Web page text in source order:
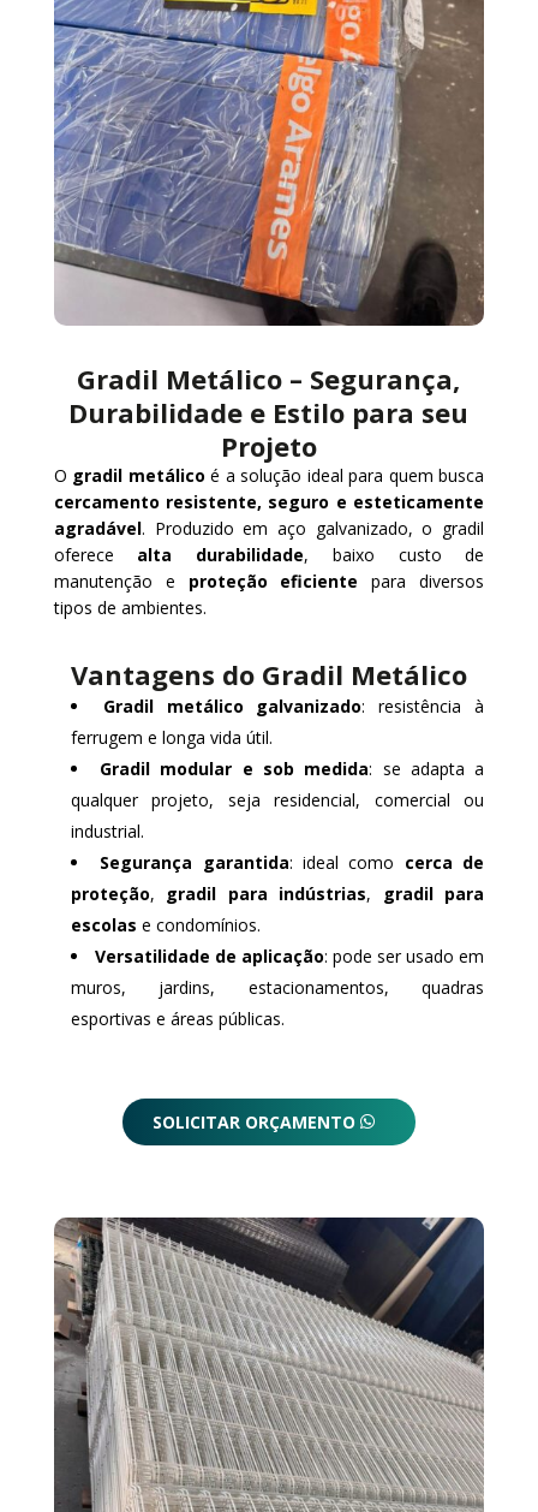
Gradil Metálico – Segurança,
Durabilidade e Estilo para seu
Projeto
O gradil metálico é a solução ideal para quem busca
cercamento resistente, seguro e esteticamente
agradável. Produzido em aço galvanizado, o gradil
oferece alta durabilidade, baixo custo de
manutenção e proteção eficiente para diversos
tipos de ambientes.
Vantagens do Gradil Metálico
Gradil metálico galvanizado: resistência à
ferrugem e longa vida útil.
Gradil modular e sob medida: se adapta a
qualquer projeto, seja residencial, comercial ou
industrial.
Segurança garantida: ideal como cerca de
proteção, gradil para indústrias, gradil para
escolas e condomínios.
Versatilidade de aplicação: pode ser usado em
muros, jardins, estacionamentos, quadras
esportivas e áreas públicas.
SOLICITAR ORÇAMENTO